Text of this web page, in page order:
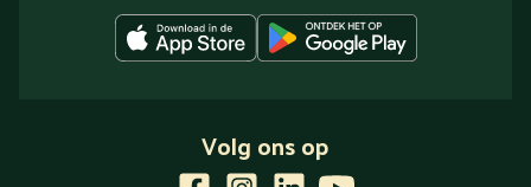
Volg ons op